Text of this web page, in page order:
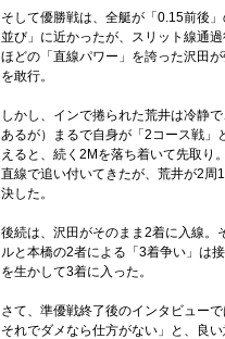
そして優勝戦は、全艇が「0.15前後
並び」に近かったが、スリット線通
ほどの「直線パワー」を誇った沢田
を敢行。
しかし、インで捲られた荒井は冷静
あるが）まるで自身が「2コース戦」
えると、続く2Mを落ち着いて先取り
直線で追い付いてきたが、荒井が2周
決した。
後続は、沢田がそのまま2着に入線。
ルと本橋の2者による「3着争い」は
を生かして3着に入った。
さて、準優戦終了後のインタビュー
それでダメなら仕方がない」と、良